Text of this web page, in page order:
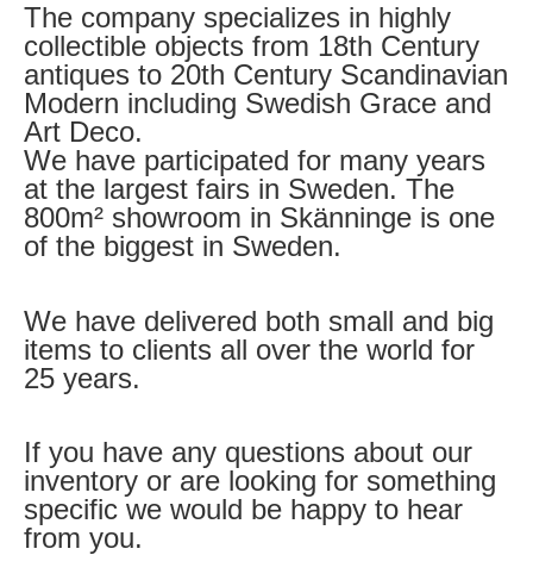
The company specializes in highly
collectible objects from 18th Century
antiques to 20th Century Scandinavian
Modern including Swedish Grace and
Art Deco.
We have participated for many years
at the largest fairs in Sweden. The
800m² showroom in Skänninge is one
of the biggest in Sweden.
We have delivered both small and big
items to clients all over the world for
25 years.
If you have any questions about our
inventory or are looking for something
specific we would be happy to hear
from you.